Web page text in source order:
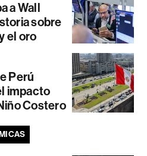
a Wall
sobre
el oro
Perú
impacto
Costero